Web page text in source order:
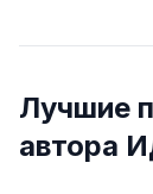
Лучшие
автора